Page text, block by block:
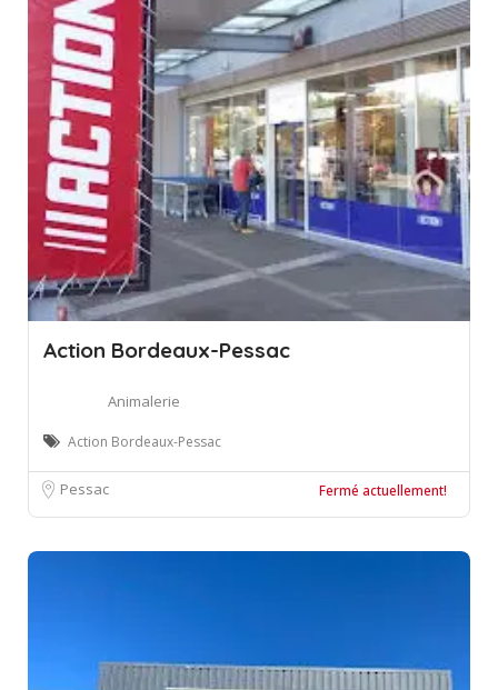
Action Bordeaux-Pessac
Animalerie
Action Bordeaux-Pessac
Pessac Fermé actuellement!